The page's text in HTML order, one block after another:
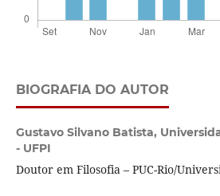
BIOGRAFIA DO AUTOR
Gustavo Silvano Batista,
- UFPI
Doutor em Filosofia – PUC-Rio/